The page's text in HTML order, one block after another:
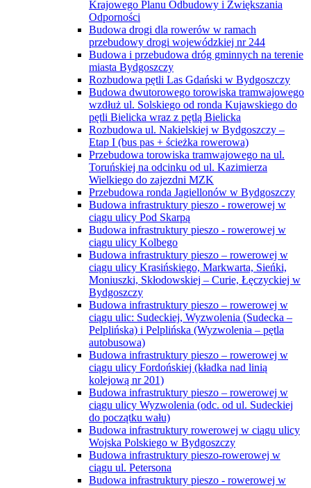
Krajowego Planu Odbudowy i Zwiększania
Odporności
Budowa drogi dla rowerów w ramach
przebudowy drogi wojewódzkiej nr 244
Budowa i przebudowa dróg gminnych na terenie
miasta Bydgoszczy
Rozbudowa pętli Las Gdański w Bydgoszczy
Budowa dwutorowego torowiska tramwajowego
wzdłuż ul. Solskiego od ronda Kujawskiego do
pętli Bielicka wraz z pętlą Bielicka
Rozbudowa ul. Nakielskiej w Bydgoszczy –
Etap I (bus pas + ścieżka rowerowa)
Przebudowa torowiska tramwajowego na ul.
Toruńskiej na odcinku od ul. Kazimierza
Wielkiego do zajezdni MZK
Przebudowa ronda Jagiellonów w Bydgoszczy
Budowa infrastruktury pieszo - rowerowej w
ciągu ulicy Pod Skarpą
Budowa infrastruktury pieszo - rowerowej w
ciągu ulicy Kolbego
Budowa infrastruktury pieszo – rowerowej w
ciągu ulicy Krasińskiego, Markwarta, Sieńki,
Moniuszki, Skłodowskiej – Curie, Łęczyckiej w
Bydgoszczy
Budowa infrastruktury pieszo – rowerowej w
ciągu ulic: Sudeckiej, Wyzwolenia (Sudecka –
Pelplińska) i Pelplińska (Wyzwolenia – pętla
autobusowa)
Budowa infrastruktury pieszo – rowerowej w
ciągu ulicy Fordońskiej (kładka nad linią
kolejową nr 201)
Budowa infrastruktury pieszo – rowerowej w
ciągu ulicy Wyzwolenia (odc. od ul. Sudeckiej
do początku wału)
Budowa infrastruktury rowerowej w ciągu ulicy
Wojska Polskiego w Bydgoszczy
Budowa infrastruktury pieszo-rowerowej w
ciągu ul. Petersona
Budowa infrastruktury pieszo - rowerowej w